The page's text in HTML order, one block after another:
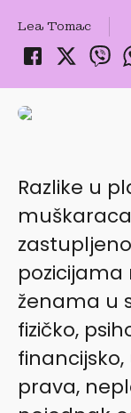
Lea Tomac
Razlike u
pozicijama
ženama u
fizičko,
prava,